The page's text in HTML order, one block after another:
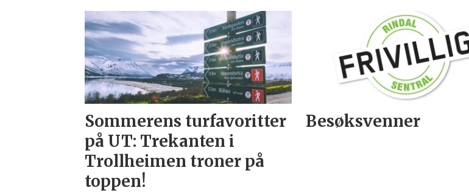
Sommerens turfavoritter
på UT: Trekanten i
Trollheimen troner på
toppen!
Besøksvenner